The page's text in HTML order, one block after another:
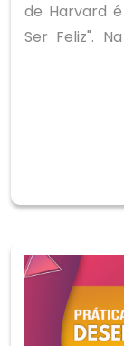
de Harvard
Ser Feliz".
feliz para ter
seus